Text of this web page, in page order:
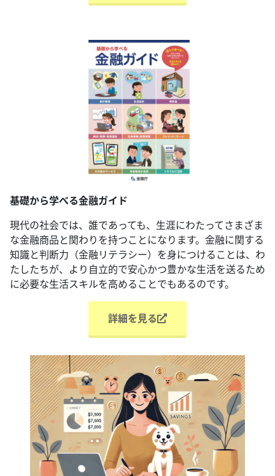
基礎から学べる金融ガイド
現代の社会では、誰であっても、生涯にわたってさまざま
な金融商品と関わりを持つことになります。金融に関する
知識と判断力（金融リテラシー）を身につけることは、わ
たしたちが、より自立的で安心かつ豊かな生活を送るため
に必要な生活スキルを高めることでもあるのです。
詳細を見る